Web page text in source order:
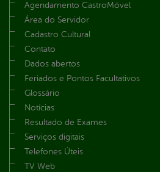
Agendamento CastroMóvel
Área do Servidor
Cadastro Cultural
Contato
Dados abertos
Feriados e Pontos Facultativos
Glossário
Notícias
Resultado de Exames
Serviços digitais
Telefones Úteis
TV Web